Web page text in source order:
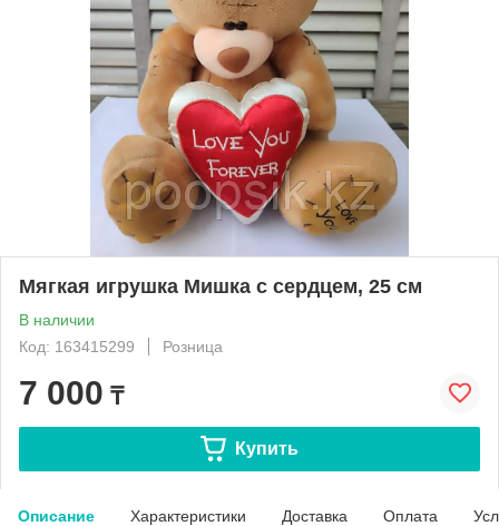
Мягкая игрушка Mишка с сердцем, 25 см
В наличии
Код: 163415299
Розница
7 000 ₸
Купить
Описание Характеристики Доставка Оплата